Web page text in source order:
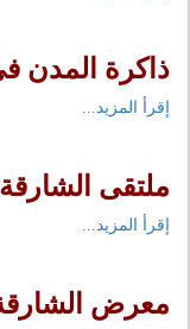
ذاكرة المدن
إقرأ المزيد...
ملتقى
إقرأ المزيد...
معرض